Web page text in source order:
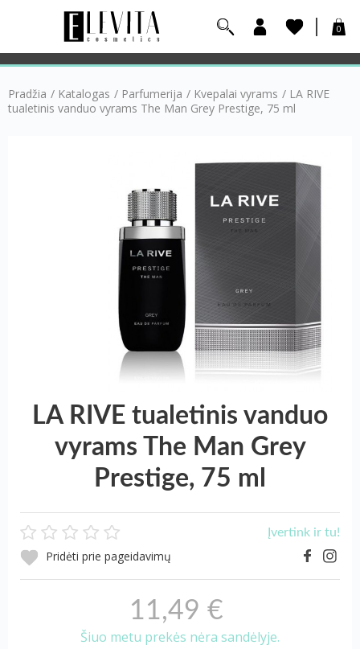
0
Pradžia / Katalogas / Parfumerija / Kvepalai vyrams / LA RIVE
tualetinis vanduo vyrams The Man Grey Prestige, 75 ml
LA RIVE tualetinis vanduo
vyrams The Man Grey
Prestige, 75 ml
Įvertink ir tu!
Pridėti prie pageidavimų
11,49 €
Šiuo metu prekės nėra sandėlyje.